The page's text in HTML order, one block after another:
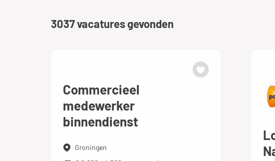
3037vacatures gevonden
Commercieel
medewerker
binnendienst
Groningen